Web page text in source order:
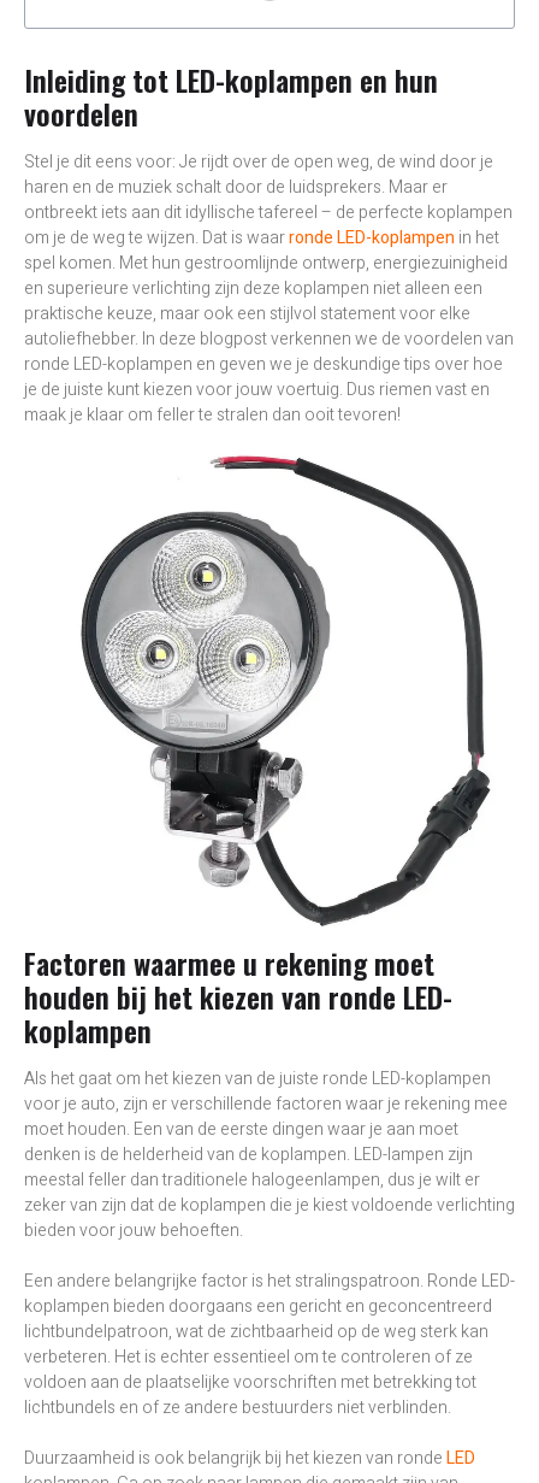
Inleiding tot LED-koplampen en hun
voordelen
Stel je dit eens voor: Je rijdt over de open weg, de wind door je
haren en de muziek schalt door de luidsprekers. Maar er
ontbreekt iets aan dit idyllische tafereel – de perfecte koplampen
om je de weg te wijzen. Dat is waarronde LED-koplampen in het
spel komen. Met hun gestroomlijnde ontwerp, energiezuinigheid
en superieure verlichting zijn deze koplampen niet alleen een
praktische keuze, maar ook een stijlvol statement voor elke
autoliefhebber. In deze blogpost verkennen we de voordelen van
ronde LED-koplampen en geven we je deskundige tips over hoe
je de juiste kunt kiezen voor jouw voertuig. Dus riemen vast en
maak je klaar om feller te stralen dan ooit tevoren!
Factoren waarmee u rekening moet
houden bij het kiezen van ronde LED-
koplampen
Als het gaat om het kiezen van de juiste ronde LED-koplampen
voor je auto, zijn er verschillende factoren waar je rekening mee
moet houden. Een van de eerste dingen waar je aan moet
denken is de helderheid van de koplampen. LED-lampen zijn
meestal feller dan traditionele halogeenlampen, dus je wilt er
zeker van zijn dat de koplampen die je kiest voldoende verlichting
bieden voor jouw behoeften.
Een andere belangrijke factor is het stralingspatroon. Ronde LED-
koplampen bieden doorgaans een gericht en geconcentreerd
lichtbundelpatroon, wat de zichtbaarheid op de weg sterk kan
verbeteren. Het is echter essentieel om te controleren of ze
voldoen aan de plaatselijke voorschriften met betrekking tot
lichtbundels en of ze andere bestuurders niet verblinden.
Duurzaamheid is ook belangrijk bij het kiezen van rondeLED